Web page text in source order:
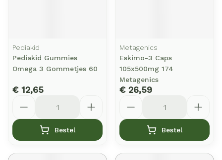
Pediakid
Pediakid Gummies
Omega 3 Gommetjes 60
€ 12,65
Bestel
Metagenics
Eskimo-3 Caps
105x500mg 174
Metagenics
€ 26,59
Bestel